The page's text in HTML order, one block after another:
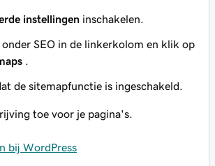
instellingen inschakelen.
SEO in de linkerkolom en klik op
de sitemapfunctie is ingeschakeld.
toe voor je pagina's.
bij WordPress